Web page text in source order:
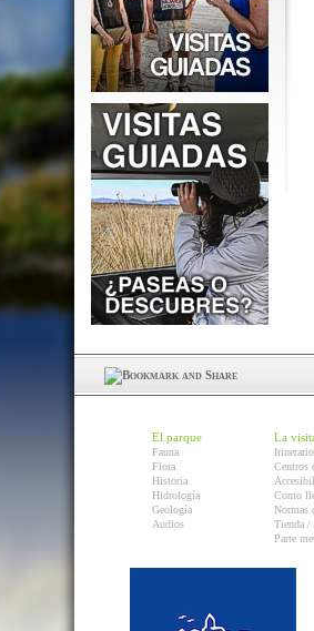
El parque
Fauna
Flora
Historia
Hidrología
Geología
Audios
La
Centros
Como
Normas
Tienda
Parte